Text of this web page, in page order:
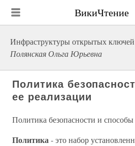
ВикиЧтение
Инфраструктуры открытых ключей
Полянская Ольга Юрьевна
Политика
ее реализации
Политика безопасности и способы
Политика- это набор